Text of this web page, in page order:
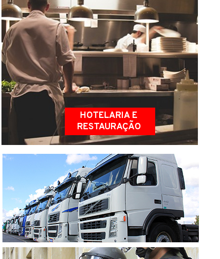
HOTELARIA E
RESTAURAÇÃO